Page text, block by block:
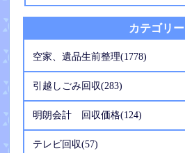
カテゴリー
空家、遺品生前整理(1778)
引越しごみ回収(283)
明朗会計 回収価格(124)
テレビ回収(57)